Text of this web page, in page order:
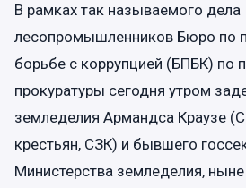
В рамках так называемого дела
лесопромышленников Бюро по
борьбе с коррупцией (БПБК) по
прокуратуры сегодня утром
земледелия Армандса Краузе
крестьян, СЗК) и бывшего
Министерства земледелия,